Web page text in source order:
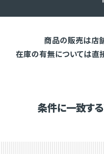
商品の販売は店
在庫の有無については直
条件に一致す